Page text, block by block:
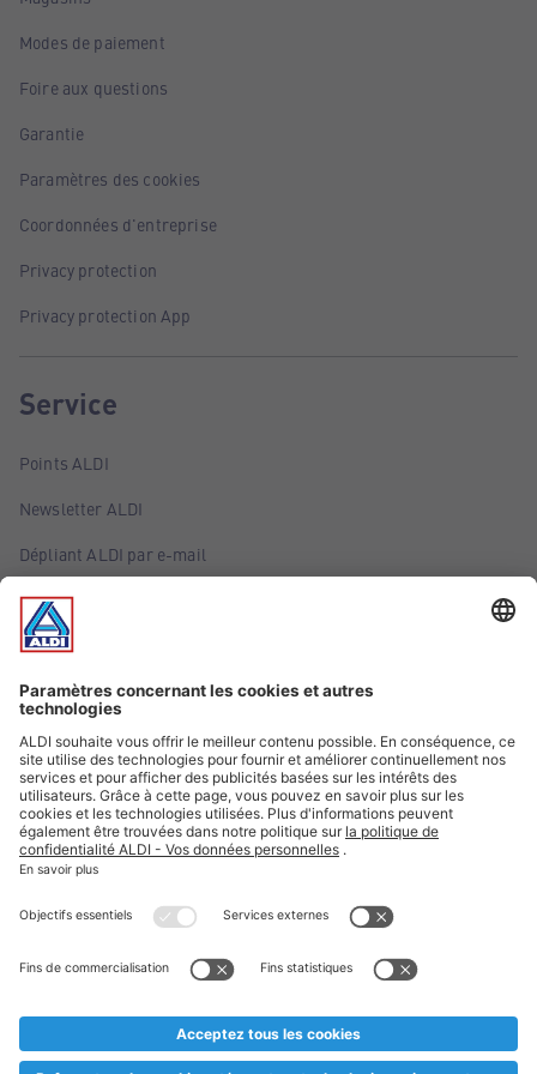
Modes de paiement
Foire aux questions
Garantie
Paramètres des cookies
Coordonnées d'entreprise
Privacy protection
Privacy protection App
Service
Points ALDI
Newsletter ALDI
Dépliant ALDI par e-mail
Offres
Infos essentielles
Suivez ALDI Belgique
Textes marqués d'un astérisque et mentions légales
* Nous vendons ces articles temporairement et jusqu'à
au cas où, malgré le planning bien étudié, nous serions
prématurément en rupture de stock. Prix Recupel et TVA incl.
** Sur ce site, l’utilisation de la forme masculine a été adoptée